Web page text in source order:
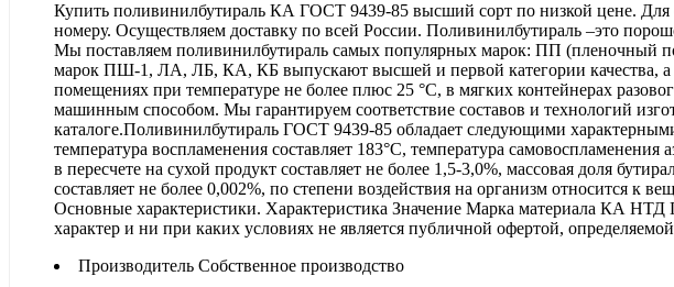
Купить поливинилбутираль КА ГОСТ 9439-85 высший сорт по низкой цене. Для
номеру. Осуществляем доставку по всей России. Поливинилбутираль –это
Мы поставляем поливинилбутираль самых популярных марок: ПП
марок ПШ-1, ЛА, ЛБ, КА, КБ выпускают высшей и первой категории качества,
помещениях при температуре не более плюс 25 °С, в мягких контейнерах
машинным способом. Мы гарантируем соответствие составов и технологий
каталоге.Поливинилбутираль ГОСТ 9439-85 обладает следующими
температура воспламенения составляет 183°C, температура
в пересчете на сухой продукт составляет не более 1,5-3,0%, массовая доля
составляет не более 0,002%, по степени воздействия на организм относится к
Основные характеристики. Характеристика Значение Марка материала КА
характер и ни при каких условиях не является публичной офертой,
Производитель Собственное производство